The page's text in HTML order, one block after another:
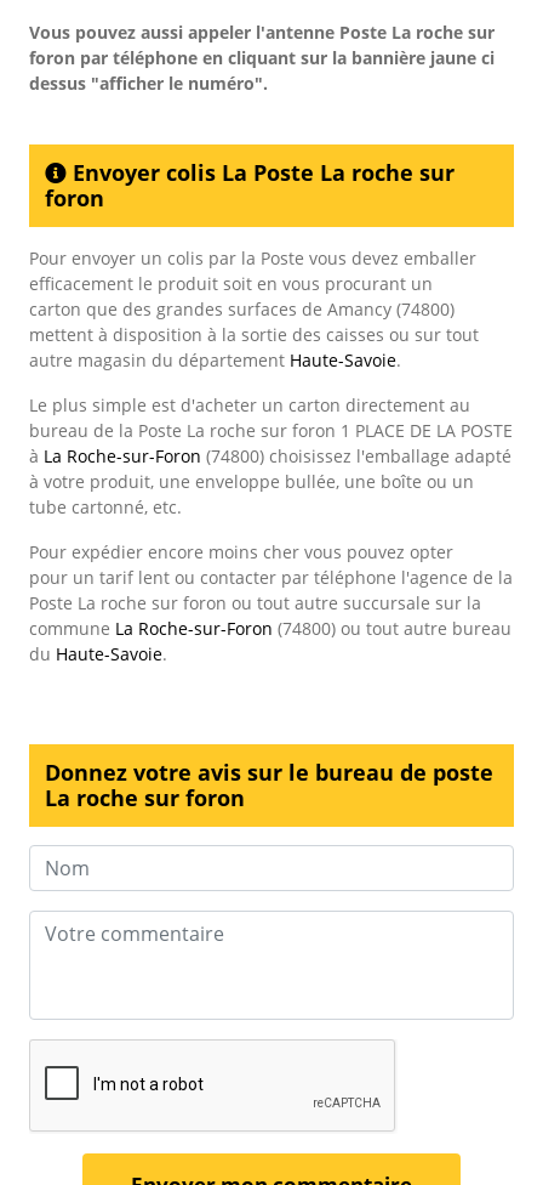
Vous pouvez aussi appeler l'antenne Poste La roche sur
foron par téléphone en cliquant sur la bannière jaune ci
dessus "afficher le numéro".
Envoyer colis La Poste La roche sur
foron
Pour envoyer un colis par la Poste vous devez emballer
efficacement le produit soit en vous procurant un
carton que des grandes surfaces de Amancy (74800)
mettent à disposition à la sortie des caisses ou sur tout
autre magasin du département Haute-Savoie.
Le plus simple est d'acheter un carton directement au
bureau de la Poste La roche sur foron 1 PLACE DE LA POSTE
à La Roche-sur-Foron (74800) choisissez l'emballage adapté
à votre produit, une enveloppe bullée, une boîte ou un
tube cartonné, etc.
Pour expédier encore moins cher vous pouvez opter
pour un tarif lent ou contacter par téléphone l'agence de la
Poste La roche sur foron ou tout autre succursale sur la
commune La Roche-sur-Foron (74800) ou tout autre bureau
du Haute-Savoie.
Donnez votre avis sur le bureau de poste
La roche sur foron